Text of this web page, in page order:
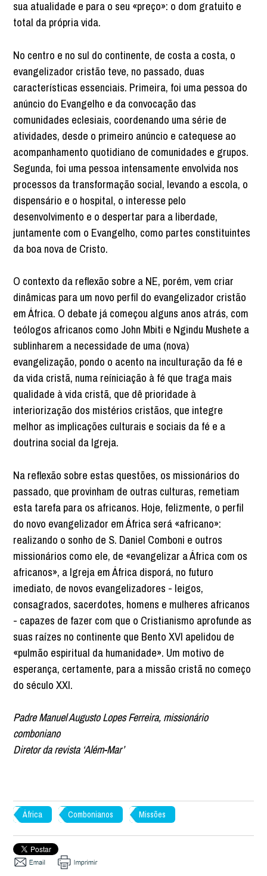
sua atualidade e para o seu «preço»: o dom gratuito e
total da própria vida.
No centro e no sul do continente, de costa a costa, o
evangelizador cristão teve, no passado, duas
características essenciais. Primeira, foi uma pessoa do
anúncio do Evangelho e da convocação das
comunidades eclesiais, coordenando uma série de
atividades, desde o primeiro anúncio e catequese ao
acompanhamento quotidiano de comunidades e grupos.
Segunda, foi uma pessoa intensamente envolvida nos
processos da transformação social, levando a escola, o
dispensário e o hospital, o interesse pelo
desenvolvimento e o despertar para a liberdade,
juntamente com o Evangelho, como partes constituintes
da boa nova de Cristo.
O contexto da reflexão sobre a NE, porém, vem criar
dinâmicas para um novo perfil do evangelizador cristão
em África. O debate já começou alguns anos atrás, com
teólogos africanos como John Mbiti e Ngindu Mushete a
sublinharem a necessidade de uma (nova)
evangelização, pondo o acento na inculturação da fé e
da vida cristã, numa reíniciação à fé que traga mais
qualidade à vida cristã, que dê prioridade à
interiorização dos mistérios cristãos, que integre
melhor as implicações culturais e sociais da fé e a
doutrina social da Igreja.
Na reflexão sobre estas questões, os missionários do
passado, que provinham de outras culturas, remetiam
esta tarefa para os africanos. Hoje, felizmente, o perfil
do novo evangelizador em África será «africano»:
realizando o sonho de S. Daniel Comboni e outros
missionários como ele, de «evangelizar a África com os
africanos», a Igreja em África disporá, no futuro
imediato, de novos evangelizadores - leigos,
consagrados, sacerdotes, homens e mulheres africanos
- capazes de fazer com que o Cristianismo aprofunde as
suas raízes no continente que Bento XVI apelidou de
«pulmão espiritual da humanidade». Um motivo de
esperança, certamente, para a missão cristã no começo
do século XXI.
Padre Manuel Augusto Lopes Ferreira, missionário
comboniano
Diretor da revista ‘Além-Mar’
África Combonianos Missões